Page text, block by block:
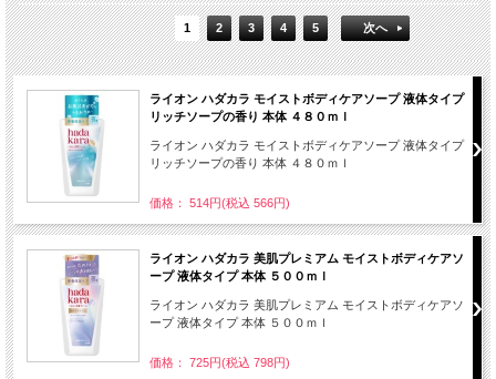
1 2 3 4 5 次へ
ライオン ハダカラ モイストボディケアソープ 液体タイプ
リッチソープの香り 本体 ４８０ｍｌ
ライオン ハダカラ モイストボディケアソープ 液体タイプ
リッチソープの香り 本体 ４８０ｍｌ
価格： 514円(税込 566円)
ライオン ハダカラ 美肌プレミアム モイストボディケアソ
ープ 液体タイプ 本体 ５００ｍｌ
ライオン ハダカラ 美肌プレミアム モイストボディケアソ
ープ 液体タイプ 本体 ５００ｍｌ
価格： 725円(税込 798円)